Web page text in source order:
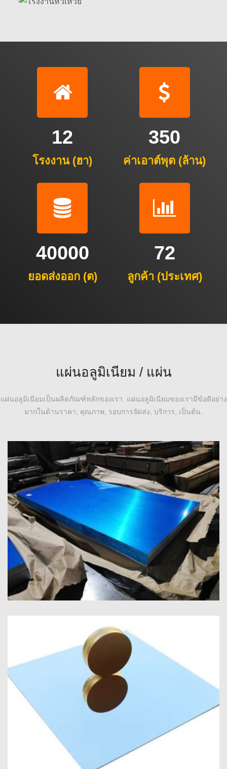
12
โรงงาน (ฮา)
350
ค่าเอาต์พุต (ล้าน)
40000
ยอดส่งออก (ต)
72
ลูกค้า (ประเทศ)
แผ่นอลูมิเนียม / แผ่น
แผ่นอลูมิเนียมเป็นผลิตภัณฑ์หลักของเรา. แผ่นอลูมิเนียมของเรามีข้อดีอย่าง
มากในด้านราคา, คุณภาพ, รอบการจัดส่ง, บริการ, เป็นต้น.
5086 แผ่นอะลูมิเนียม H116 มอบประสิทธิภาพที่โดดเด่นในตัวถัง,
ดาดฟ้า, และอุปกรณ์นอกชายฝั่งที่มีความสมดุลของความแข็งแกร่งที่
ได้รับการพิสูจน์แล้ว, ความทนทาน,